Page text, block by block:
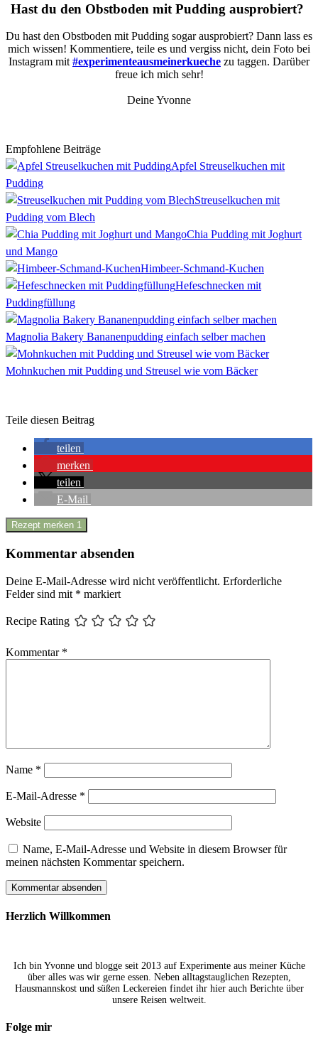
Hast du den Obstboden mit Pudding ausprobiert?
Du hast den Obstboden mit Pudding sogar ausprobiert? Dann lass es
mich wissen! Kommentiere, teile es und vergiss nicht, dein Foto bei
Instagram mit #experimenteausmeinerkueche zu taggen. Darüber
freue ich mich sehr!
Deine Yvonne
Empfohlene Beiträge
Apfel Streuselkuchen mit
Pudding
Streuselkuchen mit
Pudding vom Blech
Chia Pudding mit Joghurt
und Mango
Himbeer-Schmand-Kuchen
Hefeschnecken mit
Puddingfüllung
Magnolia Bakery Bananenpudding einfach selber machen
Mohnkuchen mit Pudding und Streusel wie vom Bäcker
Teile diesen Beitrag
teilen
merken
teilen
E-Mail
Rezept merken 1
Kommentar absenden
Deine E-Mail-Adresse wird nicht veröffentlicht. Erforderliche
Felder sind mit * markiert
Recipe Rating
Kommentar *
Name *
E-Mail-Adresse *
Website
Name, E-Mail-Adresse und Website in diesem Browser für
meinen nächsten Kommentar speichern.
Herzlich Willkommen
Ich bin Yvonne und blogge seit 2013 auf Experimente aus meiner Küche
über alles was wir gerne essen. Neben alltagstauglichen Rezepten,
Hausmannskost und süßen Leckereien findet ihr hier auch Berichte über
unsere Reisen weltweit.
Folge mir